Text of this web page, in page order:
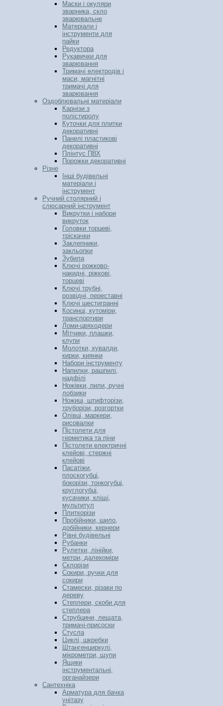
Маски і окуляри
зварника, скло
зварювальне
Матеріали і
інструменти для
пайки
Редуктора
Рукавички для
зварювання
Тримачі електродів і
маси, магнітні
тримачі для
зварювання
Оздоблювальні матеріали
Карнізи з
полістиролу
Куточки для плитки
декоративні
Панелі пластикові
декоративні
Плінтус ПВХ
Порожки декоративні
Різне
Інші будівельні
матеріали і
інструмент
Ручний столярний і
слюсарний інструмент
Викрутки і набори
викруток
Головки торцеві,
тріскачки
Заклепники,
закльопки
Зубила
Ключі рожково-
накидні, ріжкові,
торцеві
Ключі трубні,
розвідні, переставні
Ключі шестигранні
Косинці, кутоміри,
транспортири
Ломи-цвяходери
Мітчики, плашки,
клупи
Молотки, кувалди,
кирки, киянки
Набори інструменту
Напилки, рашпилі,
надфілі
Ножівки, пили, ручні
лобзики
Ножиці, штифторізи,
труборізи, розгортки
Олівці, маркери,
рисовалки
Пістолети для
герметика та піни
Пістолети електричні
клейові, стержні
клейові
Пасатіжи,
плоскогубці,
бокорізи, тонкогубці,
круглогубці,
кусачики, кліщі,
мультитул
Плиткорізи
Пробійники, шило,
добійники, кернери
Рівні будівельні
Рубанки
Рулетки, лінійки,
метри, далекоміри
Склорізи
Сокири, ручки для
сокири
Стамески, різаки по
дереву
Степлери, скоби для
степлера
Струбцини, лещата,
тримачі-присоски
Стусла
Циклі, шкребки
Штангенциркулі,
мікрометри, щупи
Ящики
інструментальні,
органайзери
Сантехніка
Арматура для бачка
унітазу